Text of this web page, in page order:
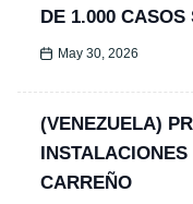
DE 1.000
May 30, 2026
(VENEZUELA)
CARREÑO